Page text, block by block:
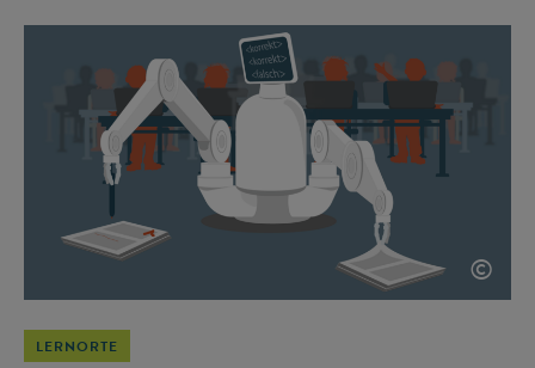
©
LERNORTE